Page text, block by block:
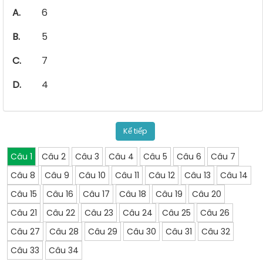
A.
6
B.
5
C.
7
D.
4
Kế tiếp
Câu 1 Câu 2 Câu 3 Câu 4 Câu 5 Câu 6
Câu 7
Câu 8
Câu 9 Câu 10 Câu 11 Câu 12 Câu 13
Câu 14
Câu 15
Câu 16 Câu 17 Câu 18 Câu 19
Câu 20
Câu 21
Câu 22 Câu 23 Câu 24 Câu 25
Câu 26
Câu 27
Câu 28 Câu 29 Câu 30 Câu 31
Câu 32
Câu 33
Câu 34